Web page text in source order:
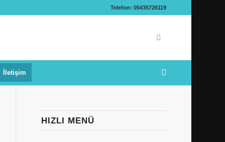
Telefon: 05435726119
İletişim
HIZLI MENÜ